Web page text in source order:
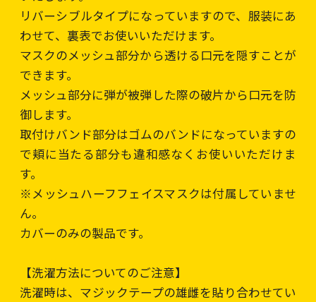
リバーシブルタイプになっていますので、服装にあ
わせて、裏表でお使いいただけます。
マスクのメッシュ部分から透ける口元を隠すことが
できます。
メッシュ部分に弾が被弾した際の破片から口元を防
御します。
取付けバンド部分はゴムのバンドになっていますの
で頬に当たる部分も違和感なくお使いいただけま
す。
※メッシュハーフフェイスマスクは付属していませ
ん。
カバーのみの製品です。
【洗濯方法についてのご注意】
洗濯時は、マジックテープの雄雌を貼り合わせてい